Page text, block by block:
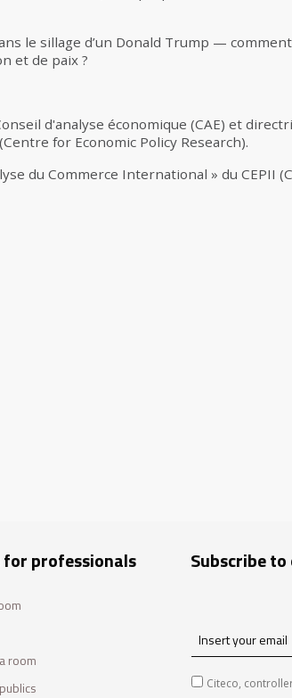
le sillage d’un Donald Trump — comment
et de paix ?
d'analyse économique (CAE) et
for Economic Policy Research).
du Commerce International » du CEPII
professionals
room
Subscribe
Insert
your
emailCiteco,